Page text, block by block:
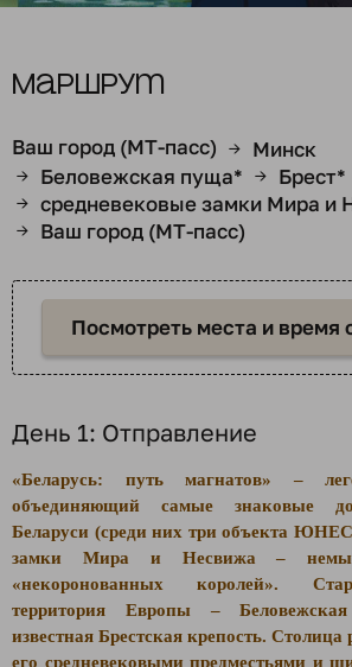
Маршрут
Ваш город (МТ-пасс) → Минск
→ Беловежская пуща* → Брест*
→ средневековые замки Мира и
→ Ваш город (МТ-пасс)
Посмотреть места и время
День 1: Отправление
«Беларусь: путь магнатов» –
объединяющий самые знаковые
Беларуси (среди них три объекта
замки Мира и Несвижа – немые
«некоронованных королей».
территория Европы –
известная Брестская крепость.
его средневековыми предместьями и